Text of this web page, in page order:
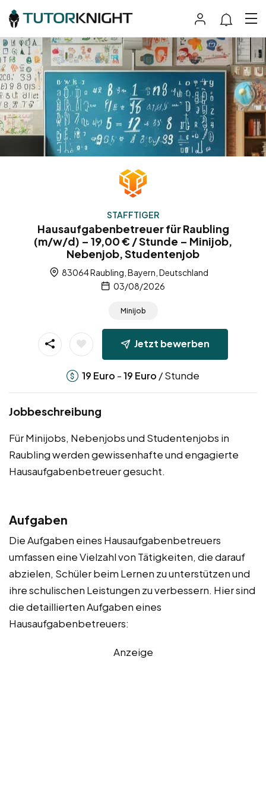
STAFFTIGER
Hausaufgabenbetreuer für Raubling
(m/w/d) – 19,00 € / Stunde – Minijob,
Nebenjob, Studentenjob
83064 Raubling, Bayern, Deutschland
03/08/2026
Minijob
Jetzt bewerben
19 Euro -19 Euro / Stunde
Jobbeschreibung
Für Minijobs, Nebenjobs und Studentenjobs in
Raubling werden gewissenhafte und engagierte
Hausaufgabenbetreuer gesucht.
Aufgaben
Die Aufgaben eines Hausaufgabenbetreuers
umfassen eine Vielzahl von Tätigkeiten, die darauf
abzielen, Schüler beim Lernen zu unterstützen und
ihre schulischen Leistungen zu verbessern. Hier sind
die detaillierten Aufgaben eines
Hausaufgabenbetreuers:
Anzeige